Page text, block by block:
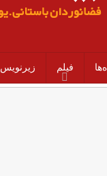
فیلم زیرنویس